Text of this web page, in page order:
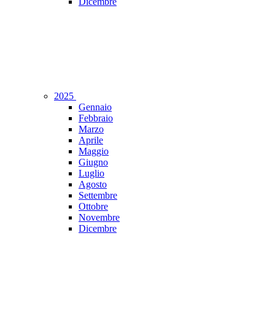
2025
Gennaio
Febbraio
Marzo
Aprile
Maggio
Giugno
Luglio
Agosto
Settembre
Ottobre
Novembre
Dicembre